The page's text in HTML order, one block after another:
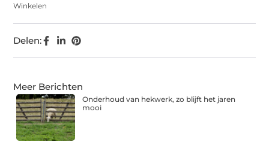
Winkelen
Delen:
Meer Berichten
Onderhoud van hekwerk, zo blijft het jaren
mooi